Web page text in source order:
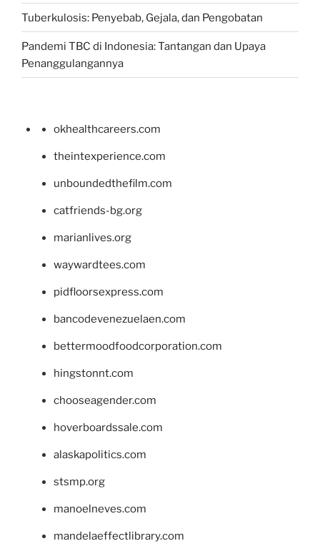
Tuberkulosis: Penyebab, Gejala, dan Pengobatan
Pandemi TBC di Indonesia: Tantangan dan Upaya
Penanggulangannya
okhealthcareers.com
theintexperience.com
unboundedthefilm.com
catfriends-bg.org
marianlives.org
waywardtees.com
pidfloorsexpress.com
bancodevenezuelaen.com
bettermoodfoodcorporation.com
hingstonnt.com
chooseagender.com
hoverboardssale.com
alaskapolitics.com
stsmp.org
manoelneves.com
mandelaeffectlibrary.com